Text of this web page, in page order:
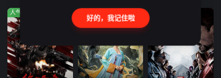
人气:1000 人气:569
好的，我记住啦